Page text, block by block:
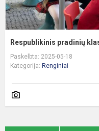
Respublikinis pradinių
Paskelbta: 2025-05-18
Kategorija: Renginiai